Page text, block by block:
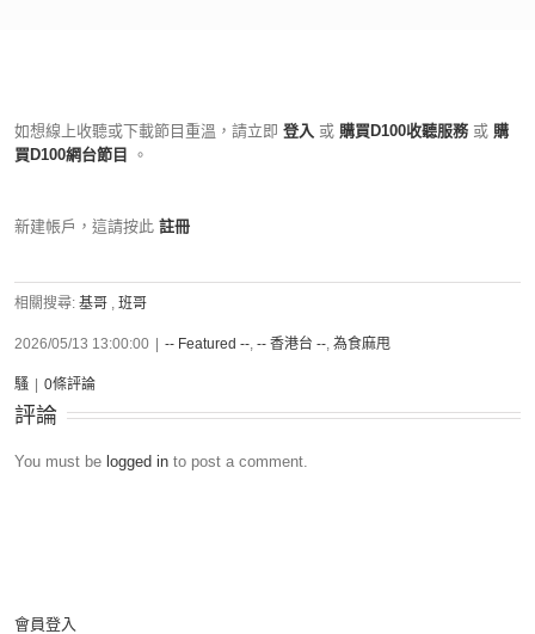
如想線上收聽或下載節目重溫，請立即 登入 或 購買D100收聽服務 或 購
買D100網台節目
。
新建帳戶，這請按此 註冊
相關搜尋: 基哥 , 班哥
2026/05/13 13:00:00 -- Featured --, -- 香港台 --, 為食麻甩
騷 0條評論
評論
You must be logged in to post a comment.
會員登入